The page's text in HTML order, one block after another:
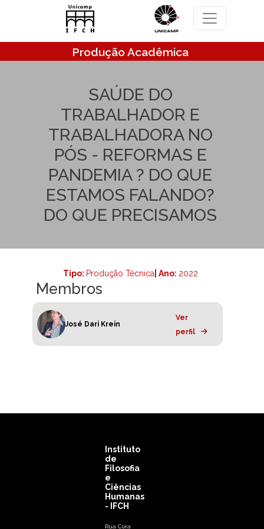
Pular para o conteúdo principal
Produção Acadêmica
SAÚDE DO
TRABALHADOR E
TRABALHADORA NO
PÓS - REFORMAS E
PANDEMIA ? DO QUE
ESTAMOS FALANDO?
DO QUE PRECISAMOS
Tipo: Produção Técnica | Ano: 2022
Membros
José Dari Krein
Ver
perfil
Instituto
de
Filosofia
e
Ciências
Humanas
- IFCH
Rua Cora